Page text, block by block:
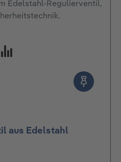
aus Edelstahl